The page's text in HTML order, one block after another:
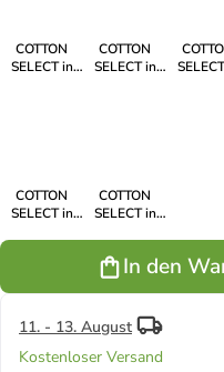
COTTON
SELECT in
COTTON
SELECT in
COTTON
SELECT in
COTTON
SELECT in
In den
11. - 13. August
Kostenloser Versand